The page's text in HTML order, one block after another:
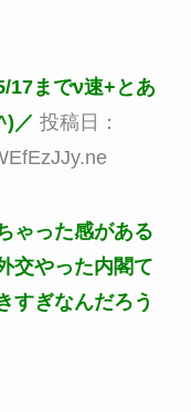
17までν速+とあ
／ 投稿日：
ゃった感がある
交やった内閣て
すぎなんだろう